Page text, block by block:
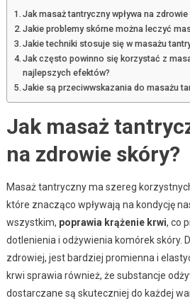
Jak masaż tantryczny wpływa na zdrowie
Jakie problemy skórne można leczyć
Jakie techniki stosuje się w masażu
Jak często powinno się korzystać z
najlepszych efektów?
Jakie są przeciwwskazania do masażu
Jak masaż
na zdrowie skóry?
Masaż tantryczny ma szereg
które znacząco wpływają na kondycję
wszystkim, poprawia krążenie krwi, co
dotlenienia i odżywienia komórek skóry.
zdrowiej, jest bardziej promienna i
krwi sprawia również, że substancje
dostarczane są skuteczniej do każdej